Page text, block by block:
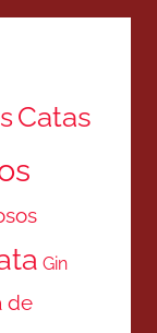
Catas
Gin
de